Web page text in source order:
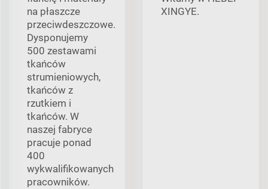
na płaszcze
przeciwdeszczowe.
Dysponujemy
500 zestawami
tkańców
strumieniowych,
tkańców z
rzutkiem i
tkańców. W
naszej fabryce
pracuje ponad
400
wykwalifikowanych
pracowników.
XINGYE.